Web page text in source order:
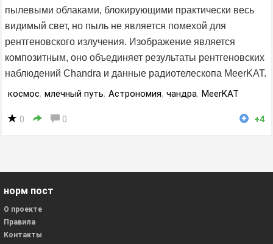
пылевыми облаками, блокирующими практически весь
видимый свет, но пыль не является помехой для
рентгеновского излучения. Изображение является
композитным, оно объединяет результаты рентгеновских
наблюдений Chandra и данные радиотелескопа MeerKAT.
космос, млечный путь, Астрономия, чандра, MeerKAT
0 0 +4
норм пост
О проекте
Правила
Контакты